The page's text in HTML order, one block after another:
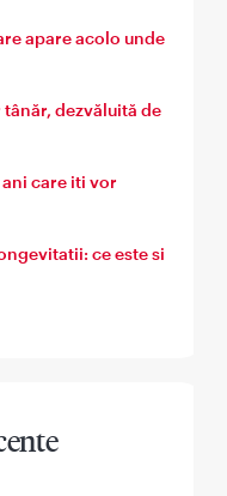
apare acolo unde
dezvăluită de
care iti vor
ce este si